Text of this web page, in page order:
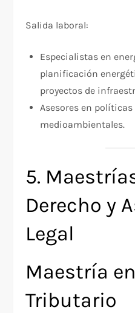
Salida laboral:
Especialistas en
planificación
proyectos de
Asesores en
medioambientales.
5.
Derecho y
Legal
Maestría
Tributario